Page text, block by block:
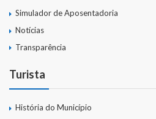
Simulador de Aposentadoria
Notícias
Transparência
Turista
História do Município